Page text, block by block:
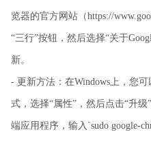
览器的官方网站（https://
“三行”按钮，然后选择“关于
新。
- 更新方法：在Windows上，您
式，选择“属性”，然后点击“升
端应用程序，输入`sudo google-